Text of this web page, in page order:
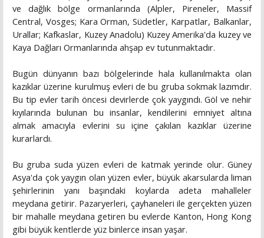
ve dağlık bölge ormanlarında (Alpler, Pireneler, Massif
Central, Vosges; Kara Orman, Südetler, Karpatlar, Balkanlar,
Urallar; Kafkaslar, Kuzey Anadolu) Kuzey Amerika'da kuzey ve
Kaya Dağları Ormanlarında ahşap ev tutunmaktadır.
Bugün dünyanın bazı bölgelerinde hala kullanılmakta olan
kazıklar üzerine kurulmuş evleri de bu gruba sokmak lazımdır.
Bu tip evler tarih öncesi devirlerde çok yaygındı. Göl ve nehir
kıyılarında bulunan bu insanlar, kendilerini emniyet altına
almak amacıyla evlerini su içine çakılan kazıklar üzerine
kurarlardı.
Bu gruba suda yüzen evleri de katmak yerinde olur. Güney
Asya'da çok yaygın olan yüzen evler, büyük akarsularda liman
şehirlerinin yanı başındaki koylarda adeta mahalleler
meydana getirir. Pazaryerleri, çayhaneleri ile gerçekten yüzen
bir mahalle meydana getiren bu evlerde Kanton, Hong Kong
gibi büyük kentlerde yüz binlerce insan yaşar.